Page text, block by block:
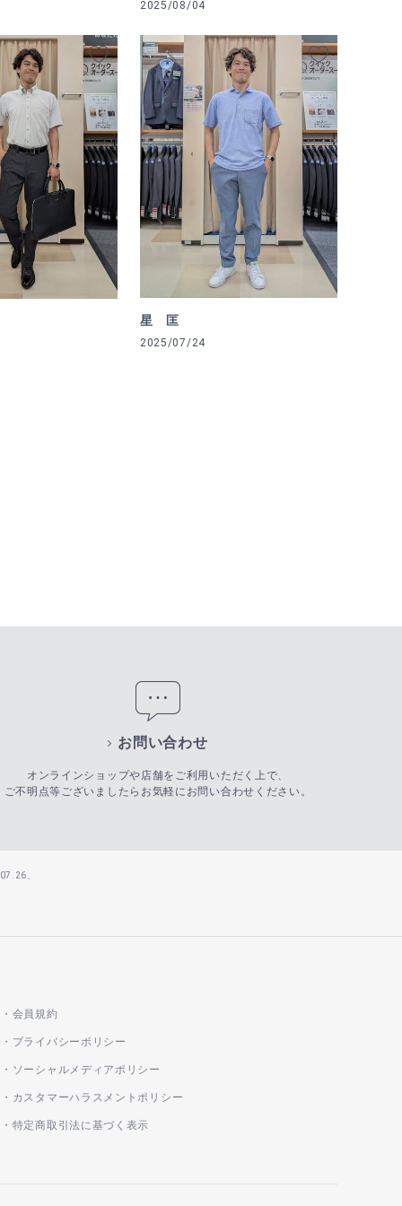
2025/08/04
星 匡
2025/07/24
お問い合わせ
オンラインショップや店舗をご利用いただく上で、
ご不明点等ございましたらお気軽にお問い合わせください。
、
会員規約
プライバシーポリシー
ソーシャルメディアポリシー
カスタマーハラスメントポリシー
特定商取引法に基づく表示